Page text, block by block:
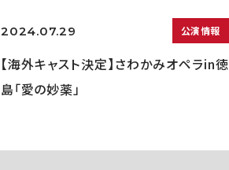
2024.07.29 公演情報
【海外キャスト決定】さわかみオペラin徳
島「愛の妙薬」